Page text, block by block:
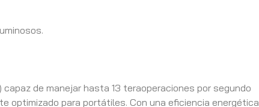
de manejar hasta 13 teraoperaciones por segundo
optimizado para portátiles. Con una eficiencia energética